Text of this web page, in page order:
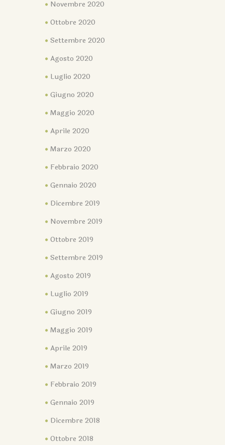
Novembre 2020
Ottobre 2020
Settembre 2020
Agosto 2020
Luglio 2020
Giugno 2020
Maggio 2020
Aprile 2020
Marzo 2020
Febbraio 2020
Gennaio 2020
Dicembre 2019
Novembre 2019
Ottobre 2019
Settembre 2019
Agosto 2019
Luglio 2019
Giugno 2019
Maggio 2019
Aprile 2019
Marzo 2019
Febbraio 2019
Gennaio 2019
Dicembre 2018
Ottobre 2018